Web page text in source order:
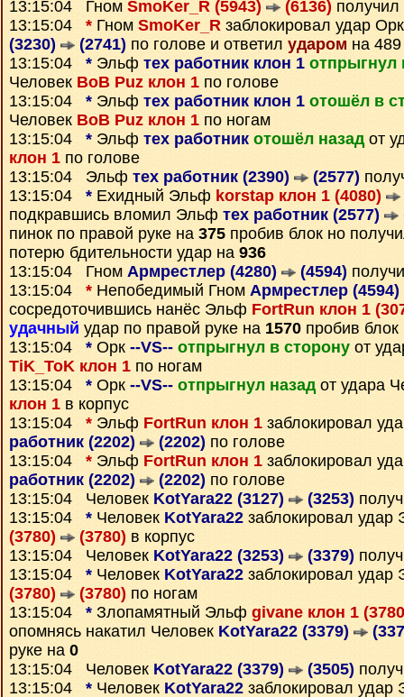
13:15:04 Гном SmoKer_R (5943) (6136)
13:15:04 * Гном SmoKer_R заблокировал удар
(3230)
(2741) по голове и ответил ударом на 489
13:15:04 * Эльф тех работник клон 1 отпрыгнул
Человек BoB Puz клон 1 по голове
13:15:04 * Эльф тех работник клон 1 отошёл в
Человек BoB Puz клон 1 по ногам
13:15:04 * Эльф тех работник отошёл назадот
клон 1 по голове
13:15:04 Эльф тех работник (2390) (2577)
13:15:04 * Ехидный Эльф korstap клон 1 (4080)
подкравшись вломил Эльф тех работник (2577)
пинок по правой руке на 375 пробив блок но
потерю бдительности удар на 936
13:15:04 Гном Армрестлер (4280) (4594)
13:15:04 * Непобедимый Гном Армрестлер (4594)
сосредоточившись нанёс Эльф FortRun клон 1
удачный удар по правой руке на 1570 пробив блок
13:15:04 * Орк --VS-- отпрыгнул в сторону от
TiK_ToK клон 1 по ногам
13:15:04 * Орк --VS-- отпрыгнул назадот удара
клон 1 в корпус
13:15:04 * Эльф FortRun клон 1 заблокировал
работник (2202)
(2202) по голове
13:15:04 * Эльф FortRun клон 1 заблокировал
работник (2202)
(2202) по голове
13:15:04 Человек KotYara22 (3127) (3253)
13:15:04 * Человек KotYara22 заблокировал
(3780)
(3780) в корпус
13:15:04 Человек KotYara22 (3253) (3379)
13:15:04 * Человек KotYara22 заблокировал
(3780)
(3780) по ногам
13:15:04 * Злопамятный Эльф givane клон 1
опомнясь накатил Человек KotYara22 (3379)
руке на 0
13:15:04 Человек KotYara22 (3379) (3505)
13:15:04 * Человек KotYara22 заблокировал